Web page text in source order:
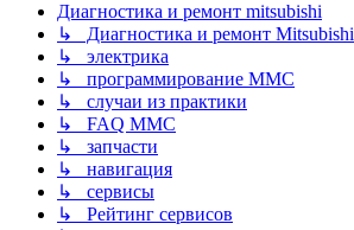
Диагностика и ремонт mitsubishi
↳ Диагностика и ремонт Mitsubishi
↳ электрика
↳ программирование MMC
↳ случаи из практики
↳ FAQ MMC
↳ запчасти
↳ навигация
↳ сервисы
↳ Рейтинг сервисов